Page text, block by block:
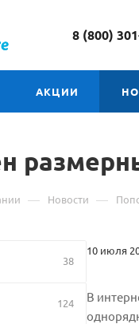
8 (800)
АКЦИИ
— Новости —
10 июля
В
38
124